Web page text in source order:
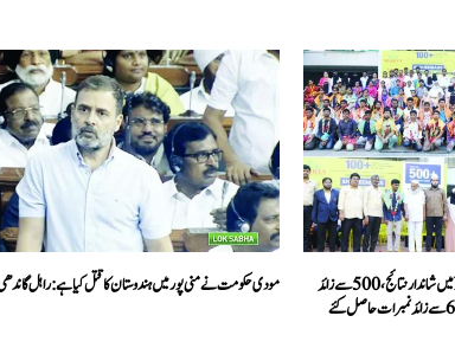
شاہین پی یو کالج بیدر کے NEETمیں شاندار نتائج،500سے زائد
مودی حکومت نے منی پور میں ہندوستان کا قتل کیا ہے: راہل